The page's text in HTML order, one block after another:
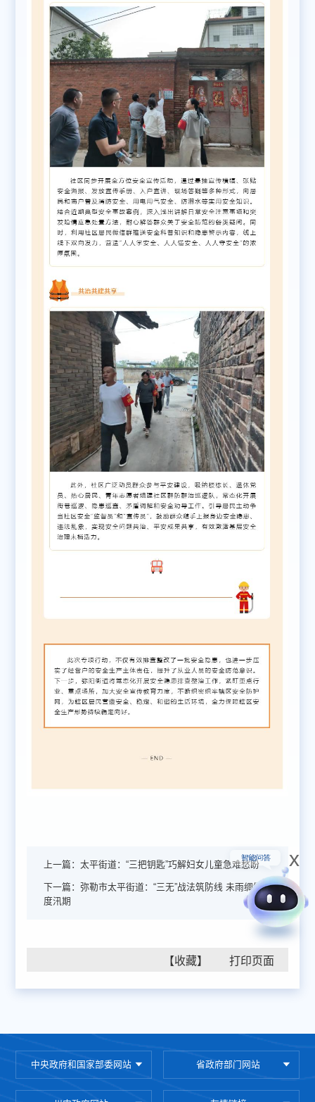
上一篇：太平街道：“三把钥匙”巧解妇女儿童急难愁盼
下一篇：弥勒市太平街道：“三无”战法筑防线 未雨绸缪
度汛期
【收藏】
中央政府和国家部委网站 省政府部门网站
x